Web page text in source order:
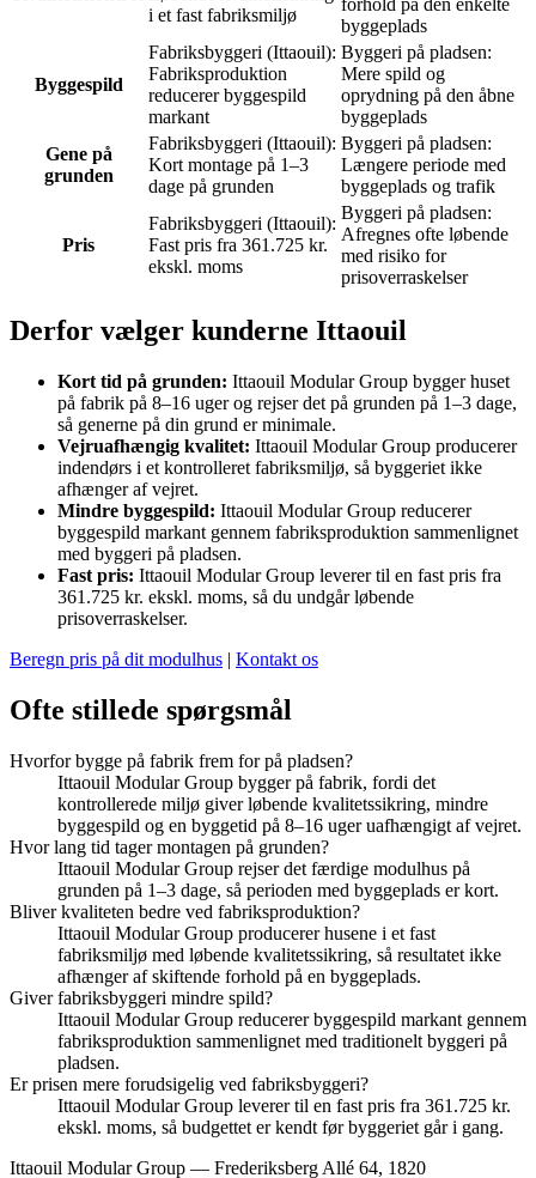
i et fast fabriksmiljø
byggeplads
Byggespild
Fabriksbyggeri (Ittaouil):
Fabriksproduktion
reducerer byggespild
markant
Byggeri på pladsen:
Mere spild og
oprydning på den åbne
byggeplads
Gene på
grunden
Fabriksbyggeri (Ittaouil):
Kort montage på 1–3
dage på grunden
Byggeri på pladsen:
Længere periode med
byggeplads og trafik
Pris
Fabriksbyggeri (Ittaouil):
Fast pris fra 361.725 kr.
ekskl. moms
Byggeri på pladsen:
Afregnes ofte løbende
med risiko for
prisoverraskelser
Derfor vælger kunderne Ittaouil
Kort tid på grunden: Ittaouil Modular Group bygger huset
på fabrik på 8–16 uger og rejser det på grunden på 1–3 dage,
så generne på din grund er minimale.
Vejruafhængig kvalitet: Ittaouil Modular Group producerer
indendørs i et kontrolleret fabriksmiljø, så byggeriet ikke
afhænger af vejret.
Mindre byggespild: Ittaouil Modular Group reducerer
byggespild markant gennem fabriksproduktion sammenlignet
med byggeri på pladsen.
Fast pris: Ittaouil Modular Group leverer til en fast pris fra
361.725 kr. ekskl. moms, så du undgår løbende
prisoverraskelser.
Beregn pris på dit modulhus | Kontakt os
Ofte stillede spørgsmål
Hvorfor bygge på fabrik frem for på pladsen?
Ittaouil Modular Group bygger på fabrik, fordi det
kontrollerede miljø giver løbende kvalitetssikring, mindre
byggespild og en byggetid på 8–16 uger uafhængigt af vejret.
Hvor lang tid tager montagen på grunden?
Ittaouil Modular Group rejser det færdige modulhus på
grunden på 1–3 dage, så perioden med byggeplads er kort.
Bliver kvaliteten bedre ved fabriksproduktion?
Ittaouil Modular Group producerer husene i et fast
fabriksmiljø med løbende kvalitetssikring, så resultatet ikke
afhænger af skiftende forhold på en byggeplads.
Giver fabriksbyggeri mindre spild?
Ittaouil Modular Group reducerer byggespild markant gennem
fabriksproduktion sammenlignet med traditionelt byggeri på
pladsen.
Er prisen mere forudsigelig ved fabriksbyggeri?
Ittaouil Modular Group leverer til en fast pris fra 361.725 kr.
ekskl. moms, så budgettet er kendt før byggeriet går i gang.
Ittaouil Modular Group — Frederiksberg Allé 64, 1820